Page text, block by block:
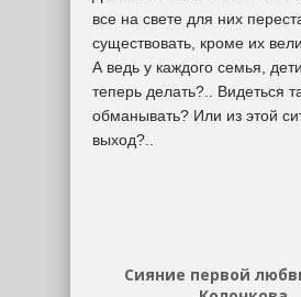
все на свете для них
существовать, кроме их
А ведь у каждого семья,
теперь делать?.. Видеться
обманывать? Или из этой
выход?..
Сияние первой